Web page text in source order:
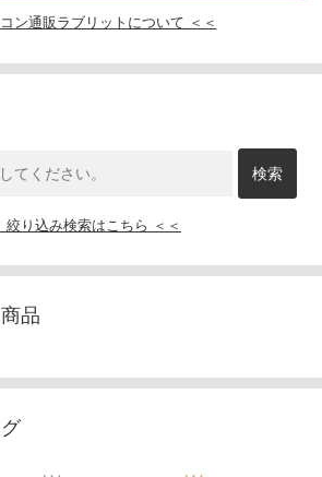
ン通販ラブリットについて ＜＜
絞り込み検索はこちら ＜＜
品